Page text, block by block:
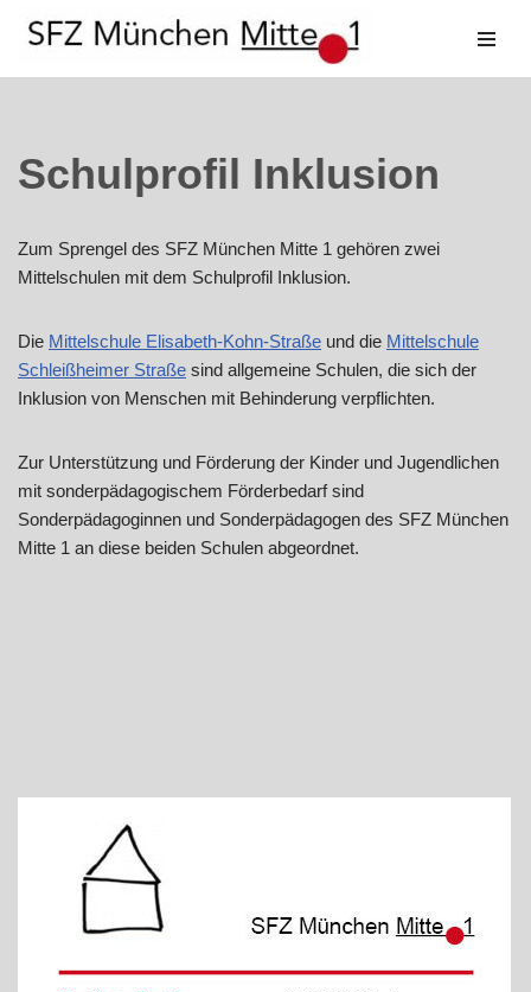
Schulprofil Inklusion
Zum Sprengel des SFZ München Mitte 1 gehören zwei
Mittelschulen mit dem Schulprofil Inklusion.
Die Mittelschule Elisabeth-Kohn-Straße und die Mittelschule
Schleißheimer Straße sind allgemeine Schulen, die sich der
Inklusion von Menschen mit Behinderung verpflichten.
Zur Unterstützung und Förderung der Kinder und Jugendlichen
mit sonderpädagogischem Förderbedarf sind
Sonderpädagoginnen und Sonderpädagogen des SFZ München
Mitte 1 an diese beiden Schulen abgeordnet.